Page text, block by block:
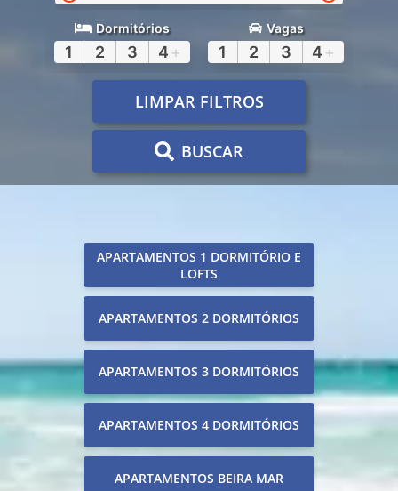
Dormitórios
1 2 3 4 +
Vagas
1 2 3 4 +
LIMPAR FILTROS
BUSCAR
APARTAMENTOS 1 DORMITÓRIO E
LOFTS
APARTAMENTOS 2 DORMITÓRIOS
APARTAMENTOS 3 DORMITÓRIOS
APARTAMENTOS 4 DORMITÓRIOS
APARTAMENTOS BEIRA MAR